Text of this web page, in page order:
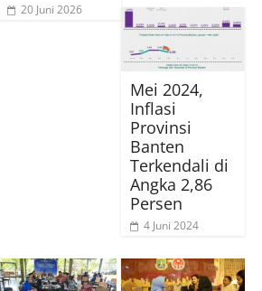
20 Juni 2026
Mei 2024,
Inflasi
Provinsi
Banten
Terkendali di
Angka 2,86
Persen
4 Juni 2024